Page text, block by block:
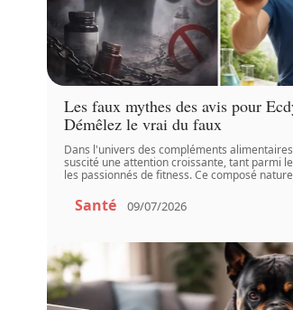
Les faux mythes des avis pour
Démêlez le vrai du faux
Dans l'univers des compléments
suscité une attention croissante, tant parmi
les passionnés de fitness. Ce composé
Santé 09/07/2026